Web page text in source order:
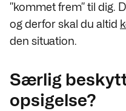
”kommet frem” til dig.
og derfor skal du altid
den situation.
Særlig
opsigelse?